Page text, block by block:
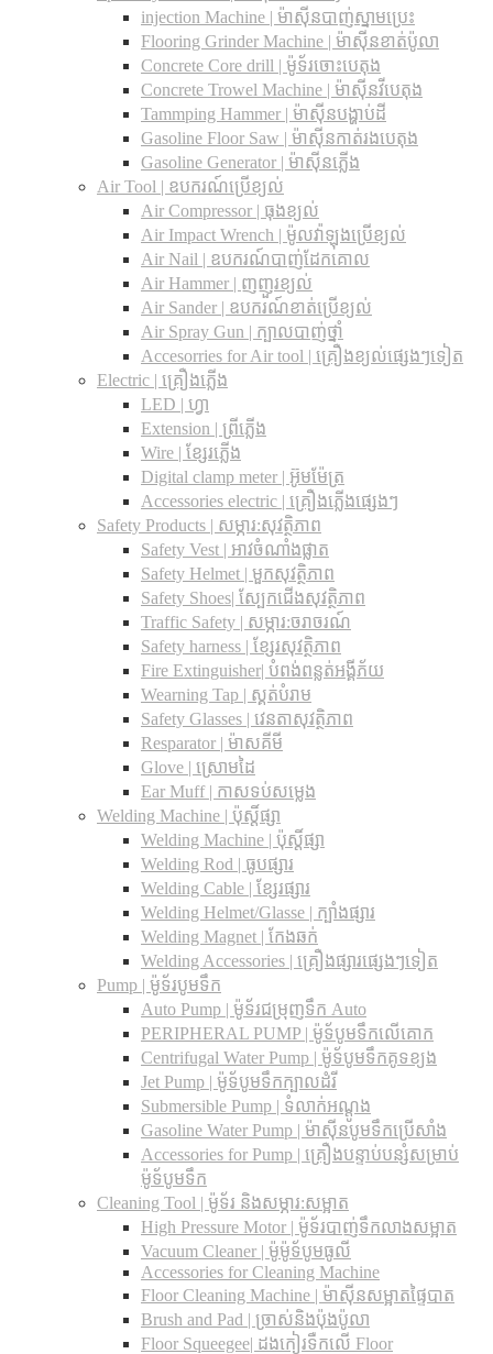
injection Machine | ម៉ាស៊ីនបាញ់ស្នាមប្រេះ
Flooring Grinder Machine | ម៉ាស៊ីនខាត់ប៉ូលា
Concrete Core drill | ម៉ូទ័រចោះបេតុង
Concrete Trowel Machine | ម៉ាស៊ីនវីបេតុង
Tammping Hammer | ម៉ាស៊ីនបង្ហាប់ដី
Gasoline Floor Saw | ម៉ាស៊ីនកាត់រងបេតុង
Gasoline Generator | ម៉ាស៊ីនភ្លើង
Air Tool | ឧបករណ៍ប្រើខ្យល់
Air Compressor | ធុងខ្យល់
Air Impact Wrench | ម៉ូលវ៉ាឡុងប្រើខ្យល់
Air Nail | ឧបករណ៍បាញ់ដែកគោល
Air Hammer | ញញួរខ្យល់
Air Sander | ឧបករណ៍ខាត់ប្រើខ្យល់
Air Spray Gun | ក្បាលបាញ់ថ្នាំ
Accesorries for Air tool | គ្រឿងខ្យល់ផ្សេងៗទៀត
Electric | គ្រឿងភ្លើង
LED | ហ្វា
Extension | ព្រីភ្លើង
Wire | ខ្សែរភ្លើង
Digital clamp meter | អ៊ូមម៉ែត្រ
Accessories electric | គ្រឿងភ្លើងផ្សេងៗ
Safety Products | សម្ភារ:សុវត្ថិភាព
Safety Vest | អាវចំណាំងផ្លាត
Safety Helmet | មួកសុវត្ថិភាព
Safety Shoes| ស្បែកជើងសុវត្ថិភាព
Traffic Safety​ | សម្ភារ:ចរាចរណ៍
Safety harness | ខ្សែរសុវត្ថិភាព
Fire Extinguisher| បំពង់ពន្លត់អង្គីភ័យ
Wearning Tap | ស្គត់បំរាម
Safety Glasses | វេនតាសុវត្ថិភាព
Resparator | ម៉ាសគីមី
Glove | ស្រោមដៃ
Ear Muff | កាសទប់សម្លេង
Welding Machine | ប៉ុស្តិ៍ផ្សា
Welding Machine | ប៉ុស្តិ៍ផ្សា
Welding Rod | ធូបផ្សារ
Welding Cable | ខ្សែរផ្សារ
Welding Helmet/Glasse | ក្បាំងផ្សារ
Welding Magnet | កែងឆក់
Welding Accessories | គ្រឿងផ្សារផ្សេងៗទៀត
Pump | ម៉ូទ័របូមទឹក
Auto Pump | ម៉ូទ័រជម្រុញទឹក Auto
PERIPHERAL PUMP | ម៉ូទ័បូមទឹកលើគោក
Centrifugal Water Pump | ម៉ូទ័បូមទឹកគូទខ្យង
Jet Pump | ម៉ូទ័បូមទឹកក្បាលដំរី
Submersible Pump | ទំលាក់អណ្តូង
Gasoline Water Pump | ម៉ាស៊ីនបូមទឹកប្រើសាំង
Accessories for Pump | គ្រឿងបន្ទាប់បន្សំសម្រាប់
ម៉ូទ័បូមទឹក
Cleaning Tool | ម៉ូទ័រ និងសម្ភារ:សម្អាត
High Pressure Motor | ម៉ូទ័របាញ់ទឹកលាងសម្អាត
Vacuum Cleaner | ម៉ូម៉ូទ័បូមធូលី
Accessories for Cleaning Machine
Floor Cleaning Machine | ម៉ាស៊ីនសម្អាតផ្ទៃបាត
Brush and Pad | ច្រាស់និងប៉ុងប៉ូលា
Floor Squeegee| ដងកៀរទឺកលើ Floor